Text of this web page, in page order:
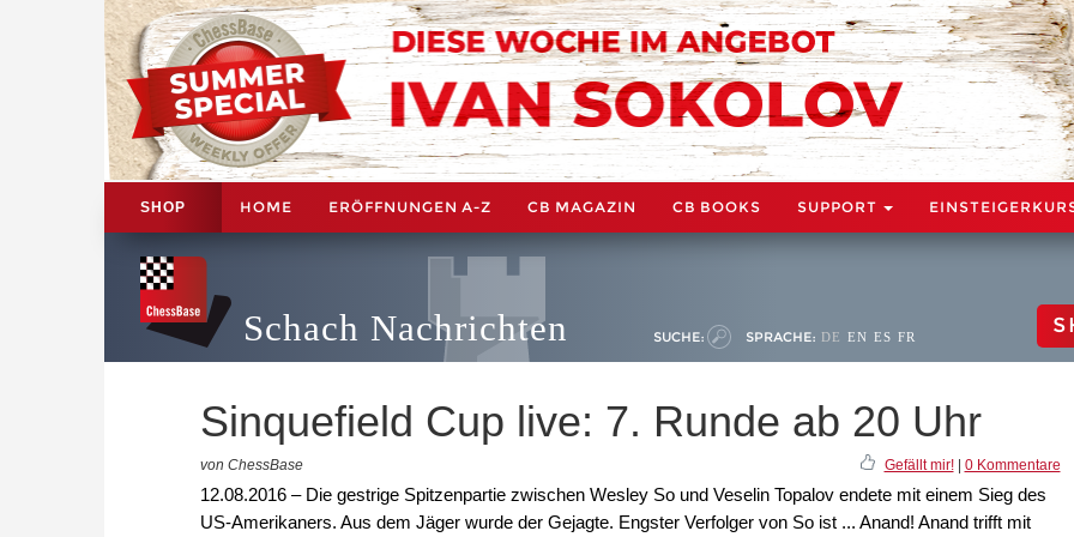
SHOP HOME ERÖFFNUNGEN A-Z CB MAGAZIN CB BOOKS SUPPORT
Schach Nachrichten SUCHE: SPRACHE: DE EN ES FR
Sinquefield Cup live: 7. Runde ab 20 Uhr
von ChessBase Gefällt mir!| 0 Kommentare
12.08.2016 – Die gestrige Spitzenpartie zwischen Wesley So und Veselin Topalov endete mit einem Sieg des
US-Amerikaners. Aus dem Jäger wurde der Gejagte. Engster Verfolger von So ist ... Anand! Anand trifft mit